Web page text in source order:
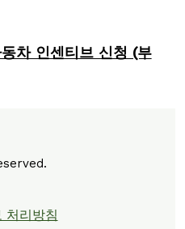
차 인센티브 신청 (부
처리방침